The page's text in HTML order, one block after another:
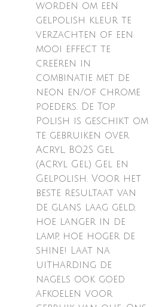
worden om een
gelpolish kleur te
verzachten of een
mooi effect te
creëren in
combinatie met de
neon en/of chrome
poeders. De Top
Polish is geschikt om
te gebruiken over
Acryl, BO2S Gel
(Acryl Gel) Gel en
Gelpolish. Voor het
beste resultaat van
de glans laag geld,
hoe langer in de
lamp, hoe hoger de
shine! Laat na
uitharding de
nagels ook goed
afkoelen voor